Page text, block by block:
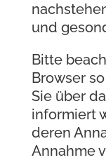
und
Bitte
Browser
Sie über
informiert
deren
Annahme